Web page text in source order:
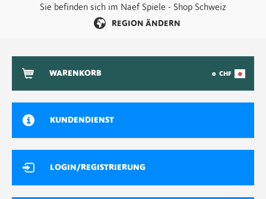
Sie befinden sich im Naef Spiele - Shop Schweiz
REGION ÄNDERN
WARENKORB 0 CHF 0
KUNDENDIENST
LOGIN/REGISTRIERUNG